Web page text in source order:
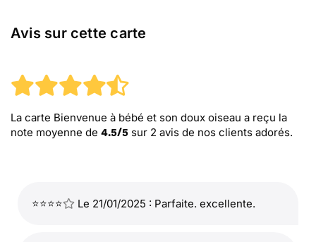
Avis sur cette carte
La carte Bienvenue à bébé et son doux oiseau a reçu la
note moyenne de 4.5/5 sur 2 avis de nos clients adorés.
⭐⭐⭐⭐ Le 21/01/2025 : Parfaite. excellente.